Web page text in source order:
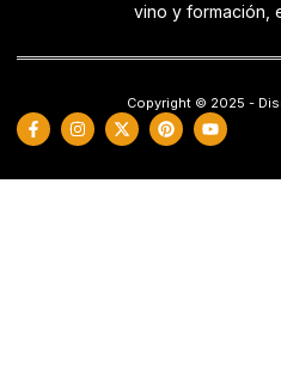
vino y formación,
Copyright © 2025 -